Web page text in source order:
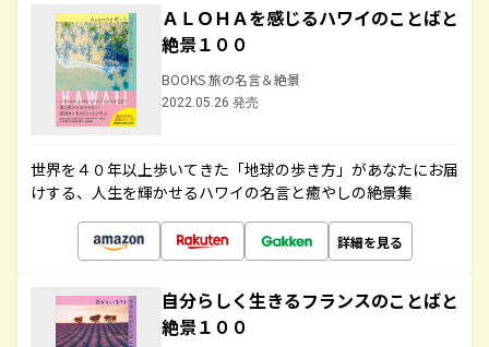
ＡＬＯＨＡを感じるハワイのことばと
絶景１００
BOOKS 旅の名言＆絶景
2022.05.26 発売
世界を４０年以上歩いてきた「地球の歩き方」があなたにお届
けする、人生を輝かせるハワイの名言と癒やしの絶景集
詳細を見る
自分らしく生きるフランスのことばと
絶景１００